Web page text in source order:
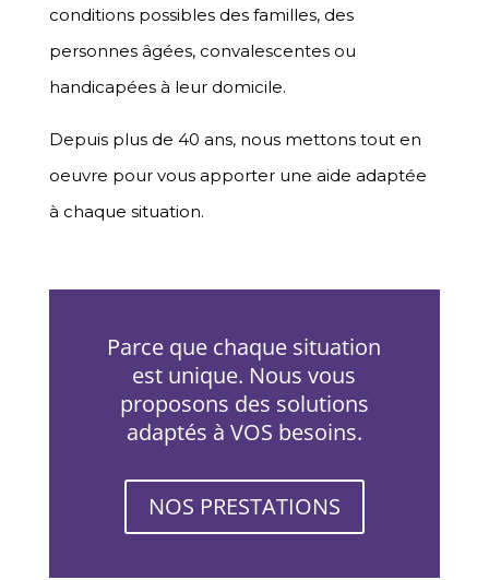
conditions possibles des familles, des
personnes âgées, convalescentes ou
handicapées à leur domicile.
Depuis plus de 40 ans, nous mettons tout en
oeuvre pour vous apporter une aide adaptée
à chaque situation.
Parce que chaque situation
est unique. Nous vous
proposons des solutions
adaptés à VOS besoins.
NOS PRESTATIONS